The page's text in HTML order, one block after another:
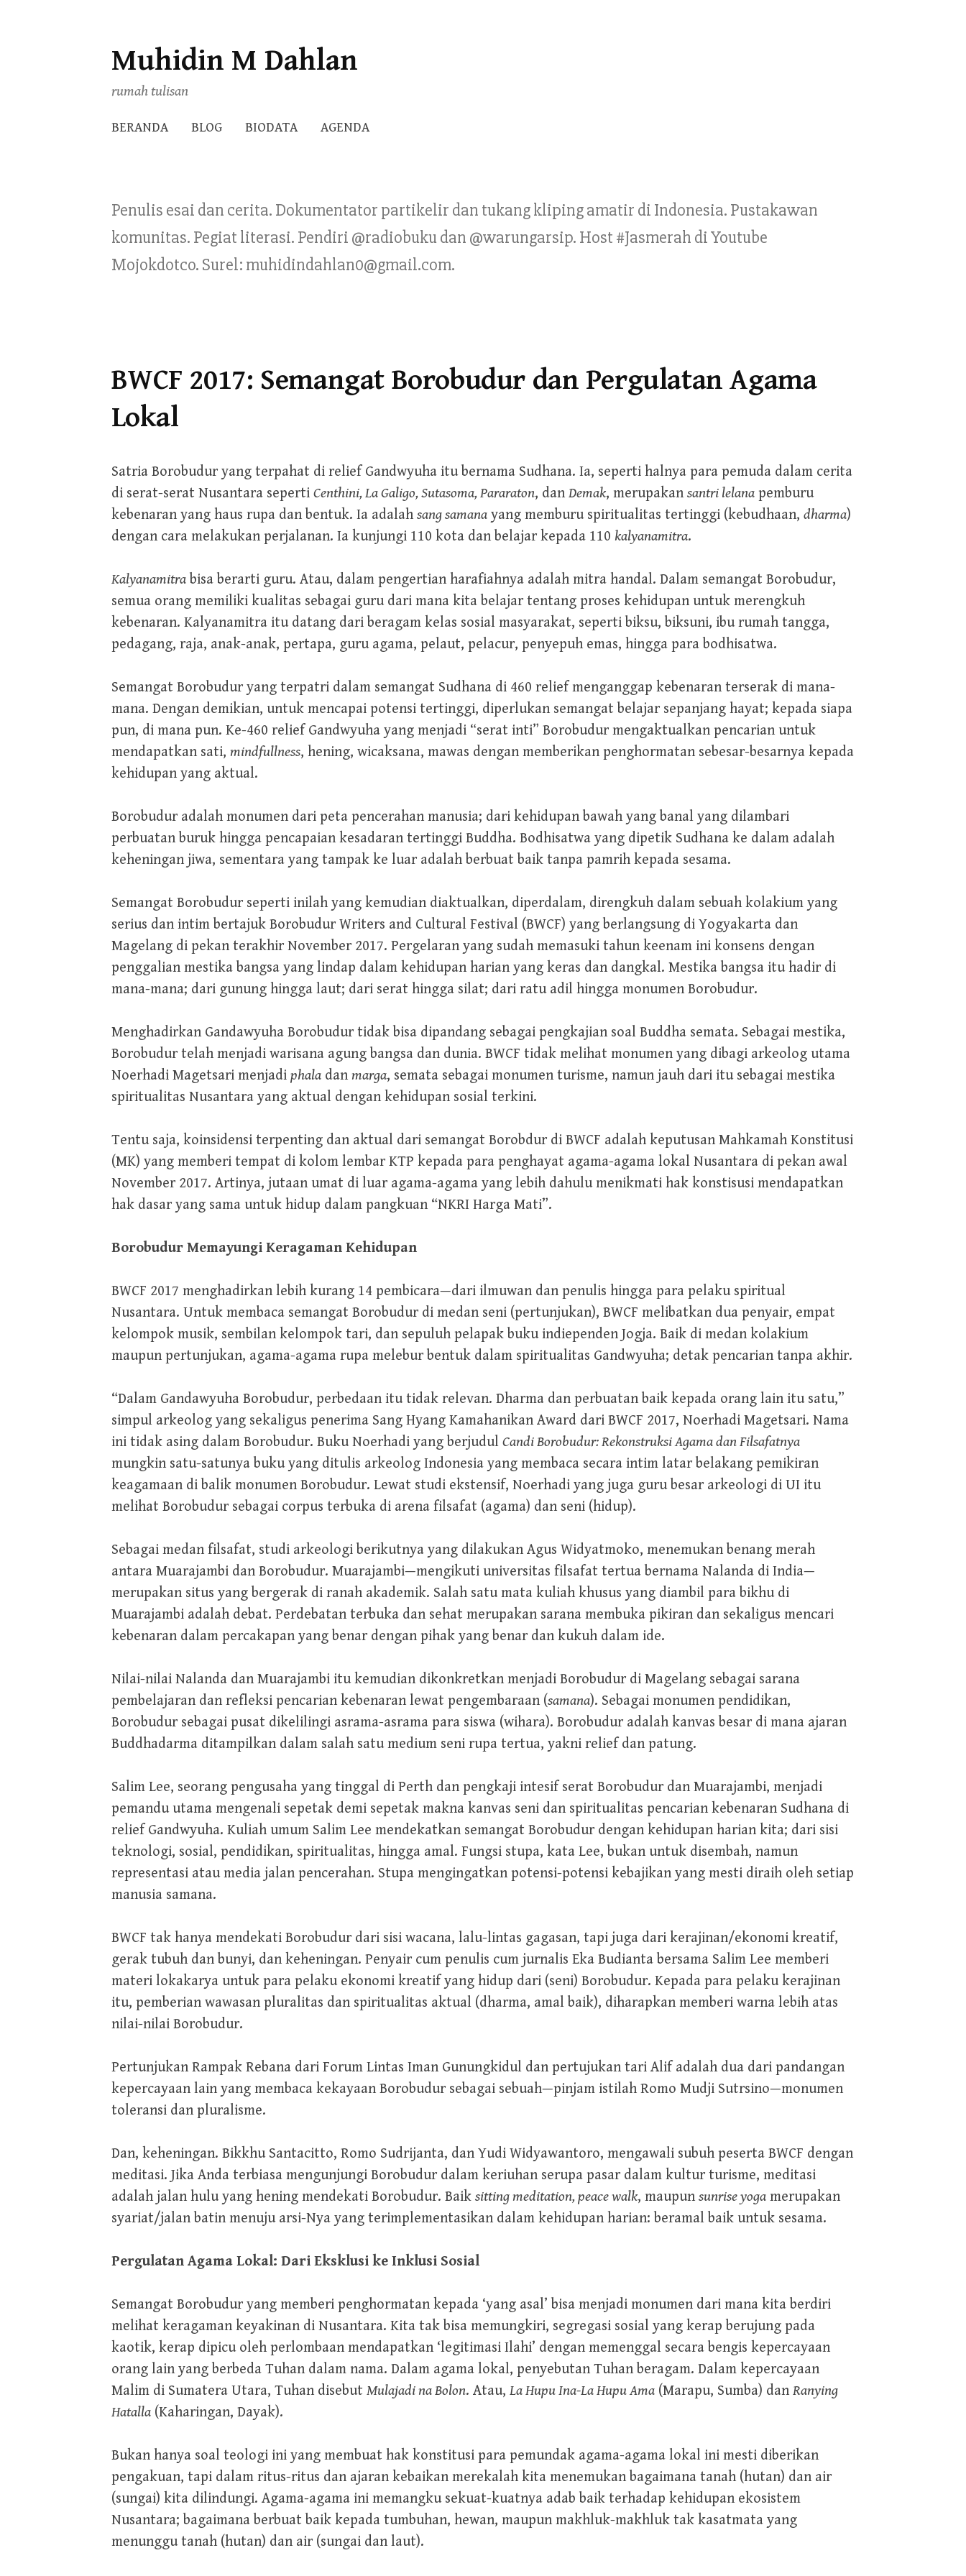
Skip
to
content
Muhidin M Dahlan
rumah tulisan
BERANDA BLOG BIODATA AGENDA
Penulis esai dan cerita. Dokumentator partikelir dan tukang kliping amatir di Indonesia. Pustakawan
komunitas. Pegiat literasi. Pendiri @radiobuku dan @warungarsip. Host #Jasmerah di Youtube
Mojokdotco. Surel: muhidindahlan0@gmail.com.
BWCF 2017: Semangat Borobudur dan Pergulatan Agama
Lokal
Satria Borobudur yang terpahat di relief Gandwyuha itu bernama Sudhana. Ia, seperti halnya para pemuda dalam cerita
di serat-serat Nusantara seperti Centhini, La Galigo, Sutasoma, Pararaton, dan Demak, merupakan santri lelanapemburu
kebenaran yang haus rupa dan bentuk. Ia adalah sang samanayang memburu spiritualitas tertinggi (kebudhaan, dharma)
dengan cara melakukan perjalanan. Ia kunjungi 110 kota dan belajar kepada 110 kalyanamitra.
Kalyanamitrabisa berarti guru. Atau, dalam pengertian harafiahnya adalah mitra handal. Dalam semangat Borobudur,
semua orang memiliki kualitas sebagai guru dari mana kita belajar tentang proses kehidupan untuk merengkuh
kebenaran. Kalyanamitra itu datang dari beragam kelas sosial masyarakat, seperti biksu, biksuni, ibu rumah tangga,
pedagang, raja, anak-anak, pertapa, guru agama, pelaut, pelacur, penyepuh emas, hingga para bodhisatwa.
Semangat Borobudur yang terpatri dalam semangat Sudhana di 460 relief menganggap kebenaran terserak di mana-
mana. Dengan demikian, untuk mencapai potensi tertinggi, diperlukan semangat belajar sepanjang hayat; kepada siapa
pun, di mana pun. Ke-460 relief Gandwyuha yang menjadi “serat inti” Borobudur mengaktualkan pencarian untuk
mendapatkan sati, mindfullness, hening, wicaksana, mawas dengan memberikan penghormatan sebesar-besarnya kepada
kehidupan yang aktual.
Borobudur adalah monumen dari peta pencerahan manusia; dari kehidupan bawah yang banal yang dilambari
perbuatan buruk hingga pencapaian kesadaran tertinggi Buddha. Bodhisatwa yang dipetik Sudhana ke dalam adalah
keheningan jiwa, sementara yang tampak ke luar adalah berbuat baik tanpa pamrih kepada sesama.
Semangat Borobudur seperti inilah yang kemudian diaktualkan, diperdalam, direngkuh dalam sebuah kolakium yang
serius dan intim bertajuk Borobudur Writers and Cultural Festival (BWCF) yang berlangsung di Yogyakarta dan
Magelang di pekan terakhir November 2017. Pergelaran yang sudah memasuki tahun keenam ini konsens dengan
penggalian mestika bangsa yang lindap dalam kehidupan harian yang keras dan dangkal. Mestika bangsa itu hadir di
mana-mana; dari gunung hingga laut; dari serat hingga silat; dari ratu adil hingga monumen Borobudur.
Menghadirkan Gandawyuha Borobudur tidak bisa dipandang sebagai pengkajian soal Buddha semata. Sebagai mestika,
Borobudur telah menjadi warisana agung bangsa dan dunia. BWCF tidak melihat monumen yang dibagi arkeolog utama
Noerhadi Magetsari menjadi phaladan marga, semata sebagai monumen turisme, namun jauh dari itu sebagai mestika
spiritualitas Nusantara yang aktual dengan kehidupan sosial terkini.
Tentu saja, koinsidensi terpenting dan aktual dari semangat Borobdur di BWCF adalah keputusan Mahkamah Konstitusi
(MK) yang memberi tempat di kolom lembar KTP kepada para penghayat agama-agama lokal Nusantara di pekan awal
November 2017. Artinya, jutaan umat di luar agama-agama yang lebih dahulu menikmati hak konstisusi mendapatkan
hak dasar yang sama untuk hidup dalam pangkuan “NKRI Harga Mati”.
Borobudur Memayungi Keragaman Kehidupan
BWCF 2017 menghadirkan lebih kurang 14 pembicara—dari ilmuwan dan penulis hingga para pelaku spiritual
Nusantara. Untuk membaca semangat Borobudur di medan seni (pertunjukan), BWCF melibatkan dua penyair, empat
kelompok musik, sembilan kelompok tari, dan sepuluh pelapak buku indiependen Jogja. Baik di medan kolakium
maupun pertunjukan, agama-agama rupa melebur bentuk dalam spiritualitas Gandwyuha; detak pencarian tanpa akhir.
“Dalam Gandawyuha Borobudur, perbedaan itu tidak relevan. Dharma dan perbuatan baik kepada orang lain itu satu,”
simpul arkeolog yang sekaligus penerima Sang Hyang Kamahanikan Award dari BWCF 2017, Noerhadi Magetsari. Nama
ini tidak asing dalam Borobudur. Buku Noerhadi yang berjudul Candi Borobudur: Rekonstruksi Agama dan Filsafatnya
mungkin satu-satunya buku yang ditulis arkeolog Indonesia yang membaca secara intim latar belakang pemikiran
keagamaan di balik monumen Borobudur. Lewat studi ekstensif, Noerhadi yang juga guru besar arkeologi di UI itu
melihat Borobudur sebagai corpus terbuka di arena filsafat (agama) dan seni (hidup).
Sebagai medan filsafat, studi arkeologi berikutnya yang dilakukan Agus Widyatmoko, menemukan benang merah
antara Muarajambi dan Borobudur. Muarajambi—mengikuti universitas filsafat tertua bernama Nalanda di India—
merupakan situs yang bergerak di ranah akademik. Salah satu mata kuliah khusus yang diambil para bikhu di
Muarajambi adalah debat. Perdebatan terbuka dan sehat merupakan sarana membuka pikiran dan sekaligus mencari
kebenaran dalam percakapan yang benar dengan pihak yang benar dan kukuh dalam ide.
Nilai-nilai Nalanda dan Muarajambi itu kemudian dikonkretkan menjadi Borobudur di Magelang sebagai sarana
pembelajaran dan refleksi pencarian kebenaran lewat pengembaraan (samana). Sebagai monumen pendidikan,
Borobudur sebagai pusat dikelilingi asrama-asrama para siswa (wihara). Borobudur adalah kanvas besar di mana ajaran
Buddhadarma ditampilkan dalam salah satu medium seni rupa tertua, yakni relief dan patung.
Salim Lee, seorang pengusaha yang tinggal di Perth dan pengkaji intesif serat Borobudur dan Muarajambi, menjadi
pemandu utama mengenali sepetak demi sepetak makna kanvas seni dan spiritualitas pencarian kebenaran Sudhana di
relief Gandwyuha. Kuliah umum Salim Lee mendekatkan semangat Borobudur dengan kehidupan harian kita; dari sisi
teknologi, sosial, pendidikan, spiritualitas, hingga amal. Fungsi stupa, kata Lee, bukan untuk disembah, namun
representasi atau media jalan pencerahan. Stupa mengingatkan potensi-potensi kebajikan yang mesti diraih oleh setiap
manusia samana.
BWCF tak hanya mendekati Borobudur dari sisi wacana, lalu-lintas gagasan, tapi juga dari kerajinan/ekonomi kreatif,
gerak tubuh dan bunyi, dan keheningan. Penyair cum penulis cum jurnalis Eka Budianta bersama Salim Lee memberi
materi lokakarya untuk para pelaku ekonomi kreatif yang hidup dari (seni) Borobudur. Kepada para pelaku kerajinan
itu, pemberian wawasan pluralitas dan spiritualitas aktual (dharma, amal baik), diharapkan memberi warna lebih atas
nilai-nilai Borobudur.
Pertunjukan Rampak Rebana dari Forum Lintas Iman Gunungkidul dan pertujukan tari Alif adalah dua dari pandangan
kepercayaan lain yang membaca kekayaan Borobudur sebagai sebuah—pinjam istilah Romo Mudji Sutrsino—monumen
toleransi dan pluralisme.
Dan, keheningan. Bikkhu Santacitto, Romo Sudrijanta, dan Yudi Widyawantoro, mengawali subuh peserta BWCF dengan
meditasi. Jika Anda terbiasa mengunjungi Borobudur dalam keriuhan serupa pasar dalam kultur turisme, meditasi
adalah jalan hulu yang hening mendekati Borobudur. Baik sitting meditation, peace walk, maupun sunrise yogamerupakan
syariat/jalan batin menuju arsi-Nya yang terimplementasikan dalam kehidupan harian: beramal baik untuk sesama.
Pergulatan Agama Lokal: Dari Eksklusi ke Inklusi Sosial
Semangat Borobudur yang memberi penghormatan kepada ‘yang asal’ bisa menjadi monumen dari mana kita berdiri
melihat keragaman keyakinan di Nusantara. Kita tak bisa memungkiri, segregasi sosial yang kerap berujung pada
kaotik, kerap dipicu oleh perlombaan mendapatkan ‘legitimasi Ilahi’ dengan memenggal secara bengis kepercayaan
orang lain yang berbeda Tuhan dalam nama. Dalam agama lokal, penyebutan Tuhan beragam. Dalam kepercayaan
Malim di Sumatera Utara, Tuhan disebut Mulajadi na Bolon. Atau, La Hupu Ina-La Hupu Ama(Marapu, Sumba) dan Ranying
Hatalla(Kaharingan, Dayak).
Bukan hanya soal teologi ini yang membuat hak konstitusi para pemundak agama-agama lokal ini mesti diberikan
pengakuan, tapi dalam ritus-ritus dan ajaran kebaikan merekalah kita menemukan bagaimana tanah (hutan) dan air
(sungai) kita dilindungi. Agama-agama ini memangku sekuat-kuatnya adab baik terhadap kehidupan ekosistem
Nusantara; bagaimana berbuat baik kepada tumbuhan, hewan, maupun makhluk-makhluk tak kasatmata yang
menunggu tanah (hutan) dan air (sungai dan laut).